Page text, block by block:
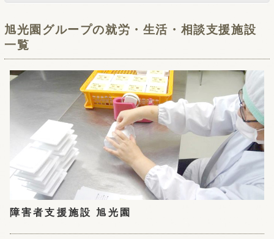
旭光園グループの就労・生活・相談支援施設
一覧
障害者支援施設 旭光園